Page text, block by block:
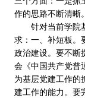
作的思路不断清晰
针对当前学院
求：一、补短板。
政治建设。要不断
会《中国共产党普
为基层党建工作的
建工作的能力。要